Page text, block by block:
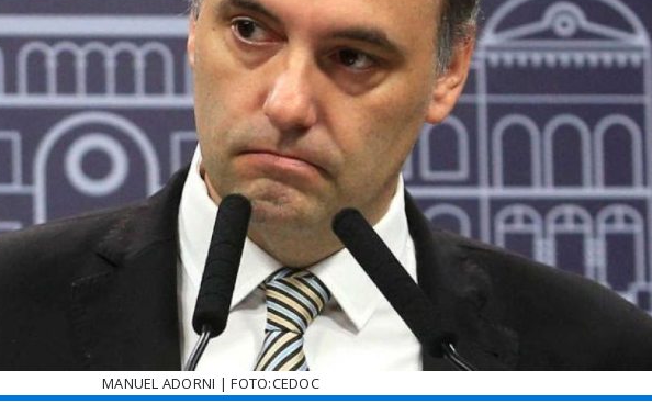
MANUEL ADORNI | FOTO:CEDOC